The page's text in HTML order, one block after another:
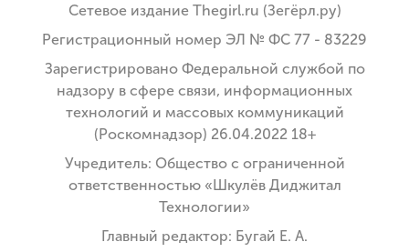
Сетевое издание Thegirl.ru (Зегёрл.ру)
Регистрационный номер ЭЛ № ФС 77 - 83229
Зарегистрировано Федеральной службой по
надзору в сфере связи, информационных
технологий и массовых коммуникаций
(Роскомнадзор) 26.04.2022 18+
Учредитель: Общество с ограниченной
ответственностью «Шкулёв Диджитал
Технологии»
Главный редактор: Бугай Е. А.